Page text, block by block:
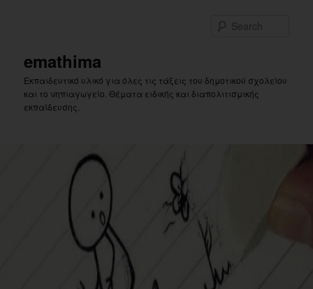
emathima
Εκπαιδευτικό υλικό για όλες τις τάξεις του δημοτικού σχολείου
και το νηπιαγωγείο. Θέματα ειδικής και διαπολιτισμικής
εκπαίδευσης.